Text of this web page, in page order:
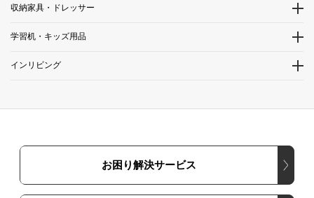
収納家具・ドレッサー
学習机・キッズ用品
インリビング
お困り解決サービス